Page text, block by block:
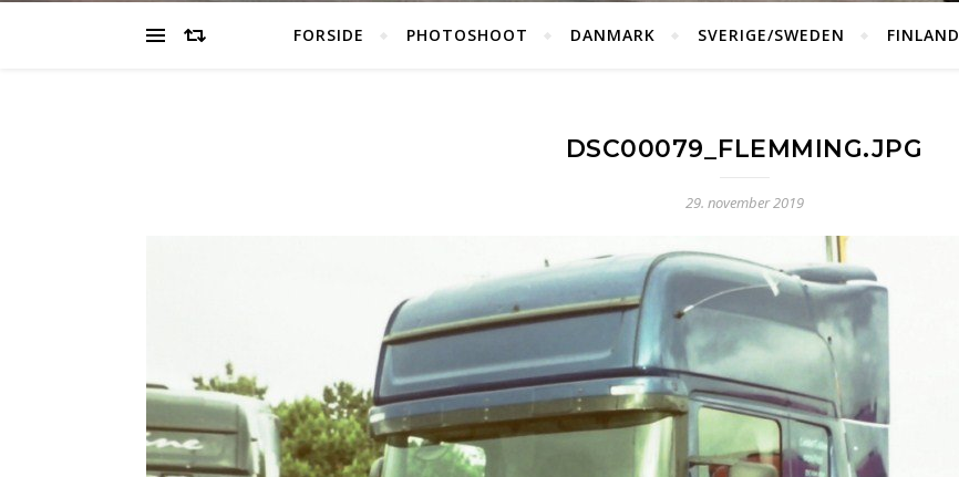
FORSIDE PHOTOSHOOT DANMARK SVERIGE/SWEDEN FINLAND
DSC00079_FLEMMING.JPG
29. november 2019